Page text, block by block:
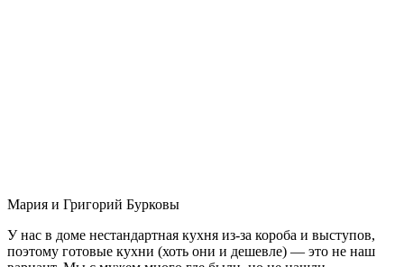
Мария и Григорий Бурковы
У нас в доме нестандартная кухня из-за короба и выступов,
поэтому готовые кухни (хоть они и дешевле) — это не наш